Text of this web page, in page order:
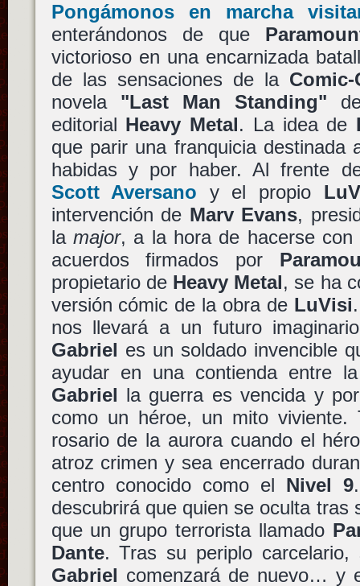
Pongámonos en marcha
enterándonos de que
victorioso en una encarnizada
de las sensaciones de la Comic-
novela "Last Man Standing"
editorial Heavy Metal. La idea de
que parir una franquicia destinada
habidas y por haber. Al frente
Scott Aversano y el propio
intervención de Marv Evans,
la major, a la hora de hacerse con
acuerdos firmados por
propietario de Heavy Metal, se ha
versión cómic de la obra de LuVisi
nos llevará a un futuro
Gabriel es un soldado invencible
ayudar en una contienda entre
Gabriel la guerra es vencida y
como un héroe, un mito viviente.
rosario de la aurora cuando el
atroz crimen y sea encerrado
centro conocido como el Nivel 9
descubrirá que quien se oculta tras
que un grupo terrorista llamado
Dante. Tras su periplo
Gabriel comenzará de nuevo… y